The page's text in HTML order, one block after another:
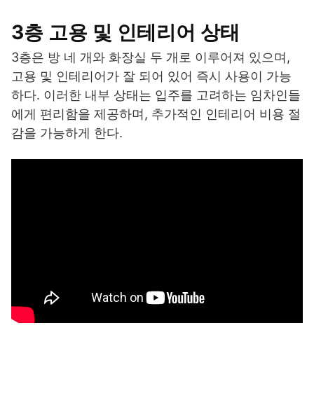
3층 고용 및 인테리어 상태
3층은 방 네 개와 화장실 두 개로 이루어져 있으며,
고용 및 인테리어가 잘 되어 있어 즉시 사용이 가능
하다. 이러한 내부 상태는 입주를 고려하는 임차인들
에게 편리함을 제공하며, 추가적인 인테리어 비용 절
감을 가능하게 한다.